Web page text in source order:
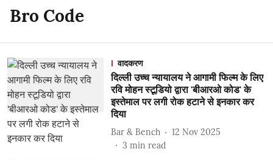
Bro Code
वादकरण
दिल्ली उच्च न्यायालय ने आगामी फिल्म के लिए
रवि मोहन स्टूडियो द्वारा 'बीआरओ कोड' के
इस्तेमाल पर लगी रोक हटाने से इनकार कर
दिया
Bar & Bench
12 Nov 2025
3 min read